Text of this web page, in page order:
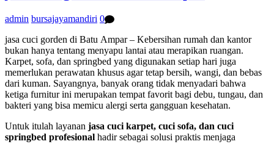
admin bursajayamandiri 0
jasa cuci gorden di Batu Ampar – Kebersihan rumah dan kantor
bukan hanya tentang menyapu lantai atau merapikan ruangan.
Karpet, sofa, dan springbed yang digunakan setiap hari juga
memerlukan perawatan khusus agar tetap bersih, wangi, dan bebas
dari kuman. Sayangnya, banyak orang tidak menyadari bahwa
ketiga furnitur ini merupakan tempat favorit bagi debu, tungau, dan
bakteri yang bisa memicu alergi serta gangguan kesehatan.
Untuk itulah layanan jasa cuci karpet, cuci sofa, dan cuci
springbed profesional hadir sebagai solusi praktis menjaga